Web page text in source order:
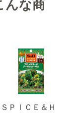
んな商
ＳＰＩＣＥ＆Ｈ